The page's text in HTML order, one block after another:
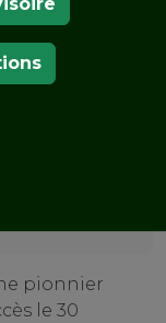
et la
ont